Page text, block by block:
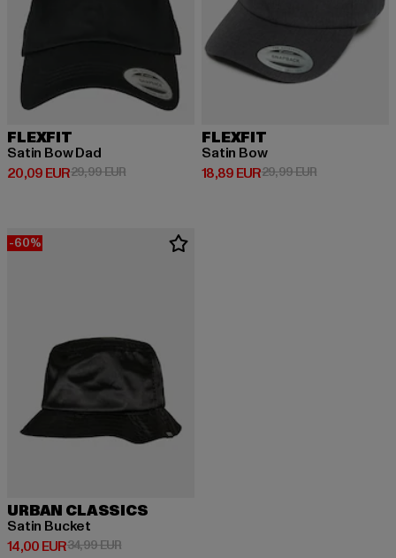
FLEXFIT
Satin Bow Dad
20,09 EUR
Derzeitiger Preis: 20,09 EUR
29,99 EURAktionspreis: 29,99 EUR
FLEXFIT
Satin Bow
18,89 EUR
Derzeitiger Preis: 18,89 EUR
29,99 EURAktionspreis:
-60%
URBAN CLASSICS
Satin Bucket
14,00 EUR
Derzeitiger Preis: 14,00 EUR
34,99 EURAktionspreis: 34,99 EUR